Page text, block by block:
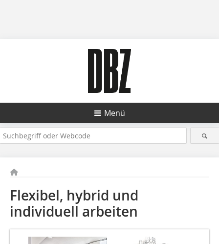
Menü
Flexibel, hybrid und
individuell arbeiten